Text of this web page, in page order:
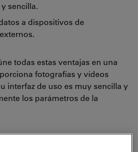
sencilla.
a dispositivos de
todas estas ventajas en una
fotografías y vídeos
interfaz de uso es muy sencilla y
los parámetros de la
Leica local para obtener